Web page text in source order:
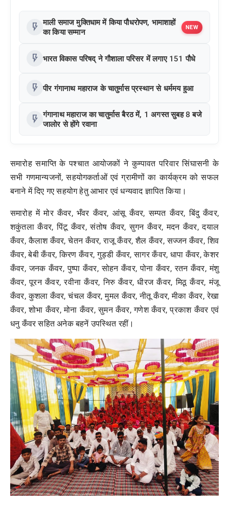
flash_on माली समाज मुक्तिधाम में किया पौधरोपण, भामाशाहों
का किया सम्मान
NEW
flash_on भारत विकास परिषद् ने गौशाला परिसर में लगाए 151 पौधे
flash_on पीर गंगानाथ महाराज के चातुर्मास प्रस्थान से धर्ममय हुआ
flash_on गंगानाथ महाराज का चातुर्मास बैरठ में, 1 अगस्त सुबह 8 बजे
जालोर से होंगे रवाना
समारोह समाप्ति के पश्चात आयोजकों ने कुम्पावत परिवार सिंघासनी के
सभी गणमान्यजनों, सहयोगकर्ताओं एवं ग्रामीणों का कार्यक्रम को सफल
बनाने में दिए गए सहयोग हेतु आभार एवं धन्यवाद ज्ञापित किया।
समारोह में मोर कँवर, भँवर कँवर, आंसू कँवर, सम्पत कँवर, बिंदु कँवर,
शकुंतला कँवर, पिंटू कँवर, संतोष कँवर, सुगन कँवर, मदन कँवर, दयाल
कँवर, कैलाश कँवर, चेतन कँवर, राजू कँवर, शैल कँवर, सज्जन कँवर, शिव
कँवर, बेबी कँवर, किरण कँवर, गुड्डी कँवर, सागर कँवर, धापा कँवर, केशर
कँवर, जनक कँवर, पुष्पा कँवर, सोहन कँवर, पोना कँवर, रतन कँवर, मंशु
कँवर, पूरन कँवर, रवीना कँवर, निरु कँवर, धीरज कँवर, मिठू कँवर, मंजू
कँवर, कुशला कँवर, चंचल कँवर, मुमल कँवर, नीतू कँवर, मीका कँवर, रेखा
कँवर, शोभा कँवर, मोना कँवर, सुमन कँवर, गणेश कँवर, प्रकाश कँवर एवं
धनु कँवर सहित अनेक बहनें उपस्थित रहीं।